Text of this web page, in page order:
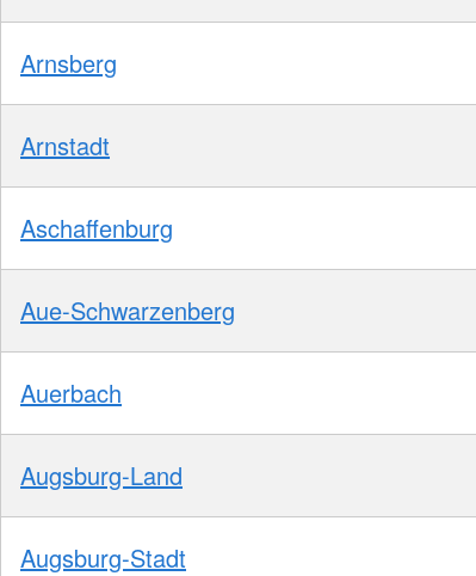
Arnsberg
Arnstadt
Aschaffenburg
Aue-Schwarzenberg
Auerbach
Augsburg-Land
Augsburg-Stadt